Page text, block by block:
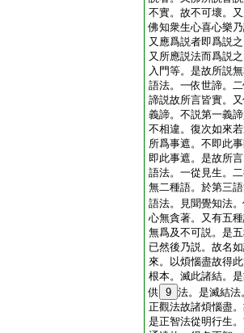
不實。故不可壞。
佛知衆生心喜心樂
又應爲説者即爲説
又所應説法而爲説
入門等。是故所説
語法。一依世諦。
諦説故所言皆實。
義諦。不説第一義
不相違。復次如來
所爲事遮。不即此
即此事遮。是故所
語法。一從見生。
無二種語。於第三
語法。見聞覺知法
心無貪著。又有五
無爲及不可説。是
已然後乃説。故名
來。以煩惱盡故得
根本。滅此諸結。
供 9 法。是滅結法
正觀法故諸煩惱盡
是正智法從明行生